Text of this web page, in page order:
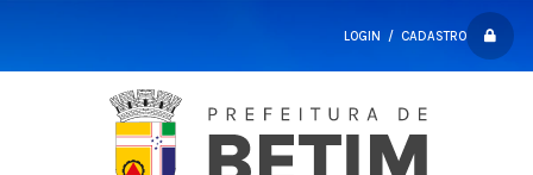
LOGIN / CADASTRO